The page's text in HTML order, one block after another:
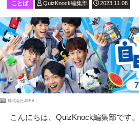
ことば QuizKnock編集部 2023.11.08
PR 株式会社JERA
こんにちは、QuizKnock編集部です。